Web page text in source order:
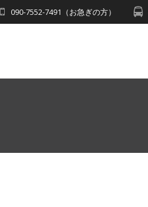
090-7552-7491（お急ぎの方）